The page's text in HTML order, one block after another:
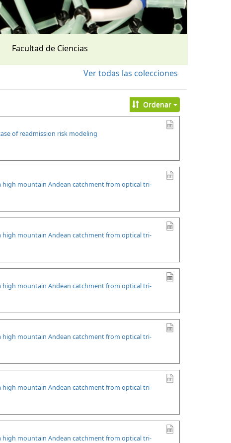
Facultad de Ciencias
Ver todas las colecciones
Ordenar
of readmission risk modeling
high mountain Andean catchment from optical tri-
high mountain Andean catchment from optical tri-
high mountain Andean catchment from optical tri-
high mountain Andean catchment from optical tri-
high mountain Andean catchment from optical tri-
high mountain Andean catchment from optical tri-